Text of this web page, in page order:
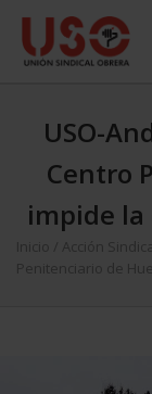
USO-
Centro
impide la
Inicio Acción Sindical
Penitenciario de